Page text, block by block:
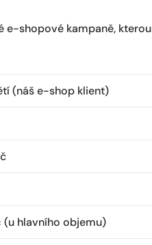
e-shopové kampaně, kterou
(náš e-shop klient)
(u hlavního objemu)